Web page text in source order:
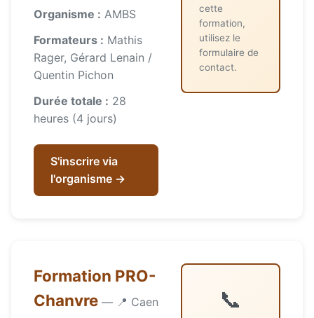
Organisme : AMBS
Formateurs : Mathis
Rager, Gérard Lenain /
Quentin Pichon
Durée totale : 28
heures (4 jours)
S'inscrire via
l'organisme →
cette
formation,
utilisez le
formulaire de
contact.
Formation PRO-
Chanvre — 📍 Caen
📞